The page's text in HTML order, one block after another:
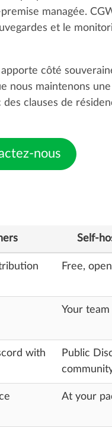
managée.
et le
côté
nous maintenons
clauses de
nous
Self-
Free,
Your team
with
Public
At your